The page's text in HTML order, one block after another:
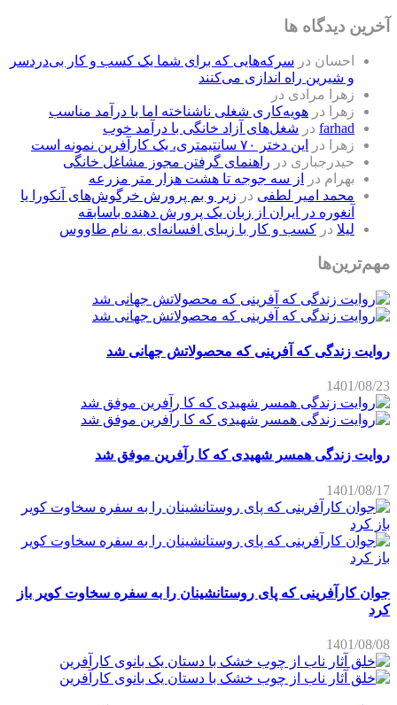
آخرین دیدگاه ها
احسان در سرکه‌هایی که برای شما یک کسب و کار بی‌دردسر
و شیرین راه اندازی می‌کنند
زهرا مرادی در
زهرا
در هویه‌کاری شغلی ناشناخته اما با درآمد مناسب
farhad در شغل‌های آزاد خانگی با درآمد خوب
زهرا
در
این دختر ۷۰ سانتیمتری، یک کارآفرین نمونه است
حیدرجباری در راهنمای گرفتن مجوز مشاغل خانگی
بهرام در
از سه جوجه تا هشت هزار متر مزرعه
محمد امیر لطفی در زیر و بم پرورش خرگوش‌های آنکورا یا
آنغوره در ایران از زبان یک پرورش دهنده باسابقه
لیلا در کسب و کار با زیبای افسانه‌ای به نام طاووس
مهم‌ترین‌ها
روایت زندگی که آفرینی که محصولاتش جهانی شد
1401/08/23
روایت زندگی همسر شهیدی که کا رآفرین موفق شد
1401/08/17
جوان کارآفرینی که پای روستانشینان را به سفره سخاوت کویر باز
کرد
1401/08/08